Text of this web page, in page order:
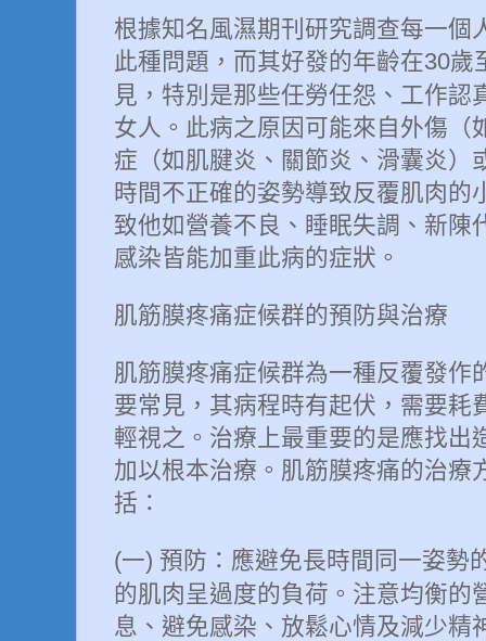
根據知名風濕期刊研究調查每一個
此種問題，而其好發的年齡在30歲
見，特別是那些任勞任怨、工作認
女人。此病之原因可能來自外傷（
症（如肌腱炎、關節炎、滑囊炎）
時間不正確的姿勢導致反覆肌肉的
致他如營養不良、睡眠失調、新陳
感染皆能加重此病的症狀。
肌筋膜疼痛症候群的預防與治療
肌筋膜疼痛症候群為一種反覆發作
要常見，其病程時有起伏，需要耗
輕視之。治療上最重要的是應找出
加以根本治療。肌筋膜疼痛的治療
括：
(一) 預防：應避免長時間同一姿勢
的肌肉呈過度的負荷。注意均衡的
息、避免感染、放鬆心情及減少精